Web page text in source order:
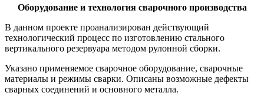
Оборудование и технология сварочного производства
В данном проекте проанализирован действующий
технологический процесс по изготовлению стального
вертикального резервуара методом рулонной сборки.
Указано применяемое сварочное оборудование, сварочные
материалы и режимы сварки. Описаны возможные дефекты
сварных соединений и основного металла.